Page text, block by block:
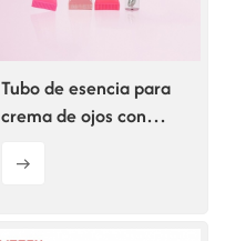
Tubo de esencia para
crema de ojos con
de zinc.